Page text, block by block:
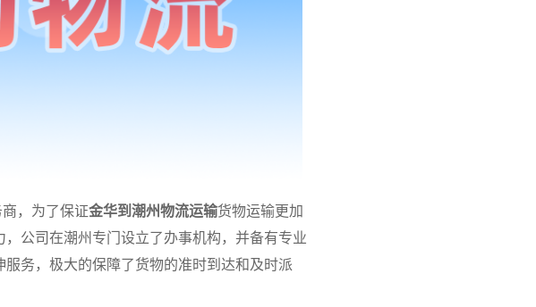
，为了保证金华到潮州物流运输货物运输更加
公司在潮州专门设立了办事机构，并备有专业
务，极大的保障了货物的准时到达和及时派